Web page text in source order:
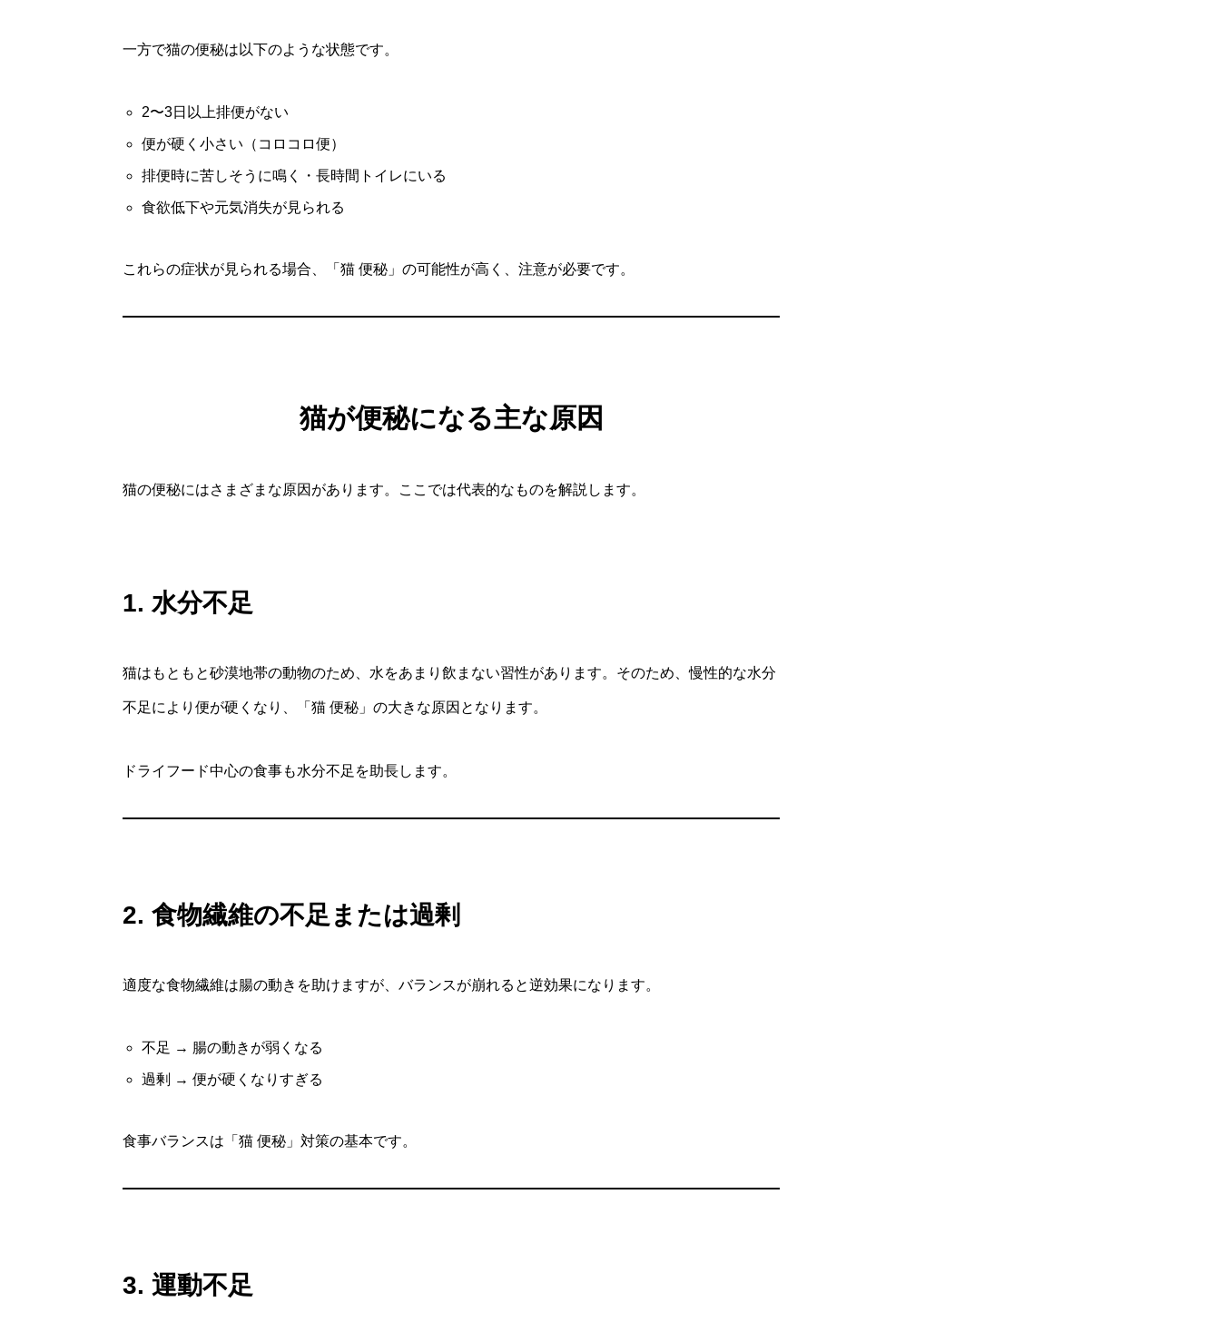
一方で猫の便秘は以下のような状態です。
2〜3日以上排便がない
便が硬く小さい（コロコロ便）
排便時に苦しそうに鳴く・長時間トイレにいる
食欲低下や元気消失が見られる
これらの症状が見られる場合、「猫 便秘」の可能性が高く、注意が必要です。
猫が便秘になる主な原因
猫の便秘にはさまざまな原因があります。ここでは代表的なものを解説します。
1. 水分不足
猫はもともと砂漠地帯の動物のため、水をあまり飲まない習性があります。そのため、慢性的な水分
不足により便が硬くなり、「猫 便秘」の大きな原因となります。
ドライフード中心の食事も水分不足を助長します。
2. 食物繊維の不足または過剰
適度な食物繊維は腸の動きを助けますが、バランスが崩れると逆効果になります。
不足 → 腸の動きが弱くなる
過剰 → 便が硬くなりすぎる
食事バランスは「猫 便秘」対策の基本です。
3. 運動不足